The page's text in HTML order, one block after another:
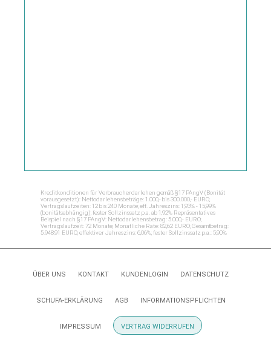
Kreditkonditionen für Verbraucherdarlehen gemäß §17 PAngV (Bonität
vorausgesetzt): Nettodarlehensbeträge: 1.000,- bis 300.000,- EURO;
Vertragslaufzeiten: 12 bis 240 Monate; eff. Jahreszins: 1,93% - 15,99%
(bonitätsabhängig); fester Sollzinssatz p.a. ab 1,92% Repräsentatives
Beispiel nach §17 PAngV: Nettodarlehensbetrag: 5.000,- EURO;
Vertragslaufzeit: 72 Monate; Monatliche Rate: 82,62 EURO; Gesamtbetrag:
5.948,91 EURO; effektiver Jahreszins: 6,06%; fester Sollzinssatz p.a.: 5,90%
ÜBER UNS KONTAKT KUNDENLOGIN DATENSCHUTZ
SCHUFA-ERKLÄRUNG AGB INFORMATIONSPFLICHTEN
IMPRESSUM VERTRAG WIDERRUFEN